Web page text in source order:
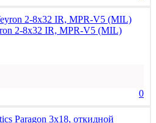
2-8x32 IR, MPR-V5 (MIL)
0